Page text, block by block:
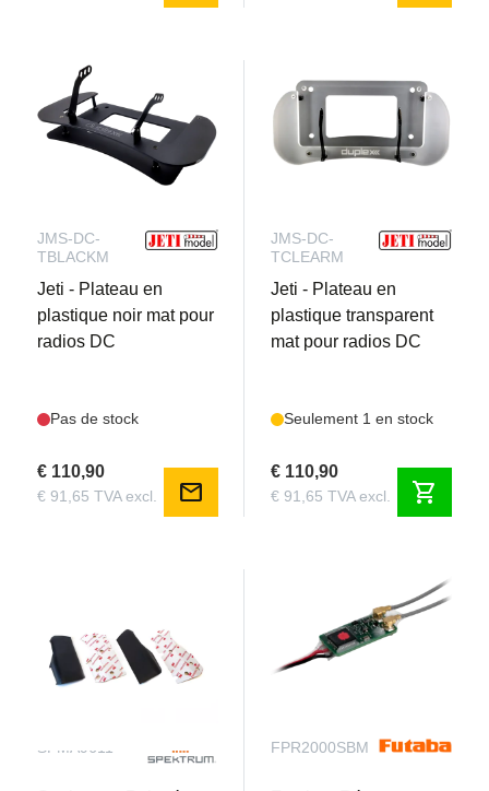
JMS-DC-
TBLACKM
Jeti - Plateau en
plastique noir mat pour
radios DC
Pas de stock
€ 110,90
€ 91,65 TVA excl. mail
JMS-DC-
TCLEARM
Jeti - Plateau en
plastique transparent
mat pour radios DC
Seulement 1 en stock
€ 110,90
€ 91,65 TVA excl. shopping_cart
SPMA9611 FPR2000SBM